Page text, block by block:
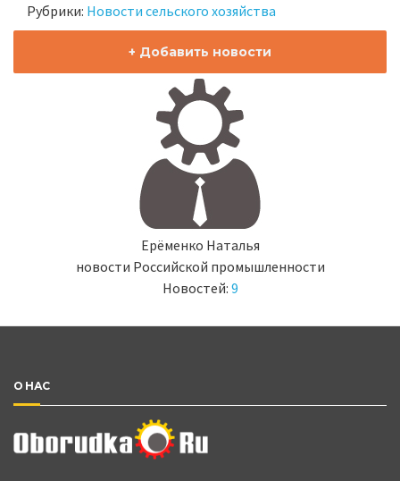
Рубрики: Новости сельского хозяйства
+ Добавить новости
Ерёменко Наталья
новости Российской промышленности
Новостей: 9
О НАС